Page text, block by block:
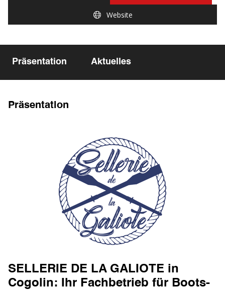
Website
Präsentation Aktuelles
Präsentation
SELLERIE DE LA GALIOTE in
Cogolin: Ihr Fachbetrieb für Boots-